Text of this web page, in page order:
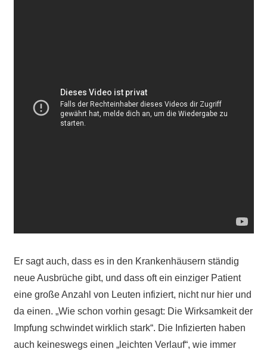
Er sagt auch, dass es in den Krankenhäusern ständig
neue Ausbrüche gibt, und dass oft ein einziger Patient
eine große Anzahl von Leuten infiziert, nicht nur hier und
da einen. „Wie schon vorhin gesagt: Die Wirksamkeit der
Impfung schwindet wirklich stark“. Die Infizierten haben
auch keineswegs einen „leichten Verlauf“, wie immer